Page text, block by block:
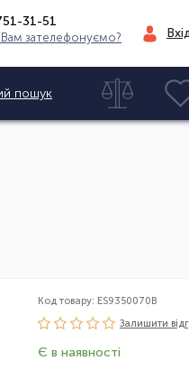
31-51
зателефонуємо?
пошук
Код товару: ES9350070B
Залишити
Є в наявності